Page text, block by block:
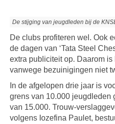
De stijging van jeugdleden bij de
De clubs profiteren wel. Ook
de dagen van ‘Tata Steel
extra publiciteit op. Daarom
vanwege bezuinigingen niet
In de afgelopen drie jaar is
grens van 10.000 jeugdleden
van 15.000. Trouw-
volgens Iozefina Paulet,